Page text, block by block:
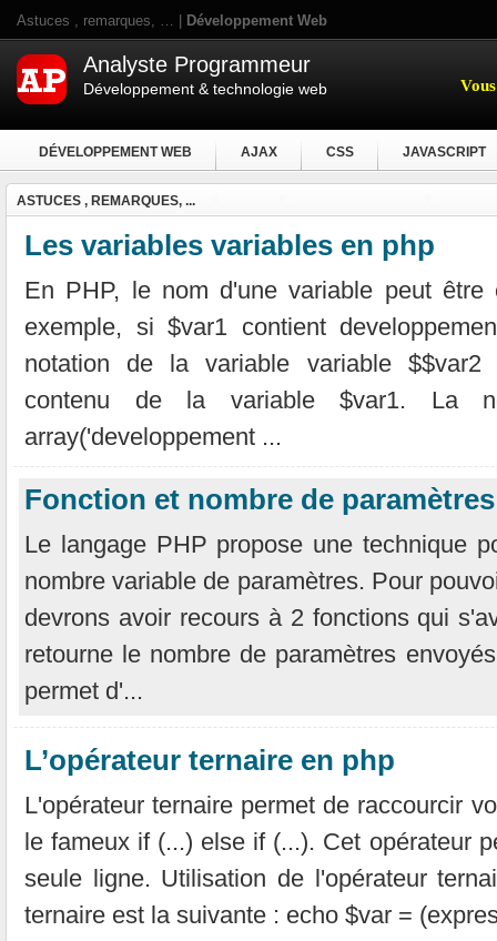
Astuces , remarques, … | Développement Web
Analyste Programmeur
Développement & technologie web
DÉVELOPPEMENT WEB AJAX CSS JAVASCRIPT
ASTUCES , REMARQUES, ...
Les variables variables en php
En PHP, le nom d'une variable peut être
exemple, si $var1 contient
notation de la variable variable $$var2
contenu de la variable $var1. La
array('developpement ...
Fonction et nombre de
Le langage PHP propose une technique
nombre variable de paramètres. Pour
devrons avoir recours à 2 fonctions qui
retourne le nombre de paramètres
permet d'...
L’opérateur ternaire en php
L'opérateur ternaire permet de raccourcir
le fameux if (...) else if (...). Cet opérateur
seule ligne. Utilisation de l'opérateur
ternaire est la suivante : echo $var =